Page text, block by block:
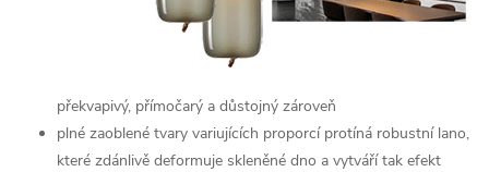
překvapivý, přímočarý a důstojný zároveň
plné zaoblené tvary variujících proporcí protíná robustní lano,
které zdánlivě deformuje skleněné dno a vytváří tak efekt